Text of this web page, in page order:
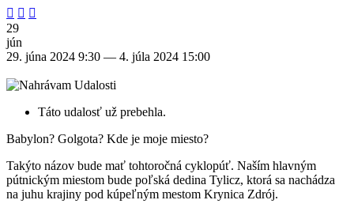
  
29
jún
29. júna 2024 9:30 — 4. júla 2024 15:00
Táto udalosť už prebehla.
Babylon? Golgota? Kde je moje miesto?
Takýto názov bude mať tohtoročná cyklopúť. Naším hlavným
pútnickým miestom bude poľská dedina Tylicz, ktorá sa nachádza
na juhu krajiny pod kúpeľným mestom Krynica Zdrój.